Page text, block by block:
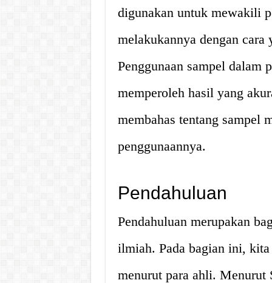
digunakan untuk mewakili
melakukannya dengan
Penggunaan sampel dalam
memperoleh hasil yang
membahas tentang sampel
penggunaannya.
Pendahuluan
Pendahuluan merupakan
ilmiah. Pada bagian ini, kita
menurut para ahli. Menurut